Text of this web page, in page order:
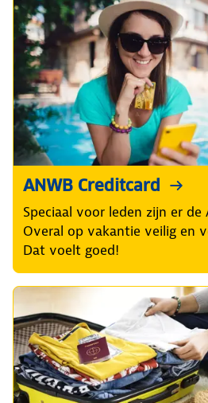
ANWB Creditcard
Speciaal voor leden zijn er de
Overal op vakantie veilig en
Dat voelt goed!